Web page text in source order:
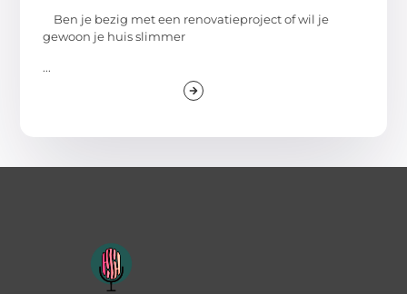
Ben je bezig met een renovatieproject of wil je
gewoon je huis slimmer
...